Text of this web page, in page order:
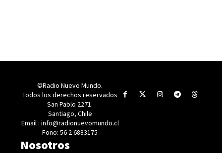
©Radio Nuevo Mundo.
Todos los derechos reservados
San Pablo 2271.
Santiago, Chile
Email : info@radionuevomundo.cl
Fono: 56 2 6883175
Nosotros